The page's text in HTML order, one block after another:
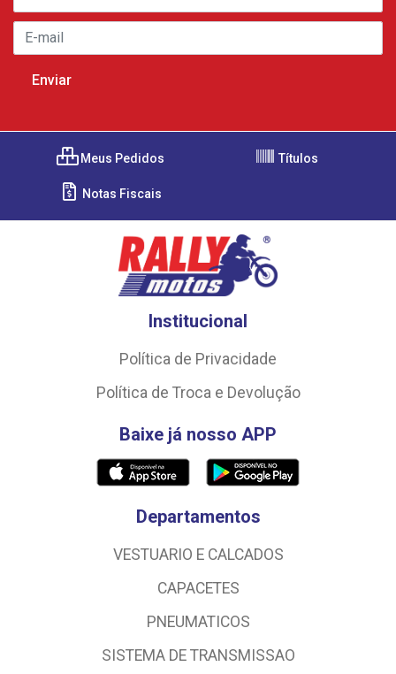
Meus Pedidos Títulos
Notas Fiscais
Institucional
Política de Privacidade
Política de Troca e Devolução
Baixe já nosso APP
Departamentos
VESTUARIO E CALCADOS
CAPACETES
PNEUMATICOS
SISTEMA DE TRANSMISSAO